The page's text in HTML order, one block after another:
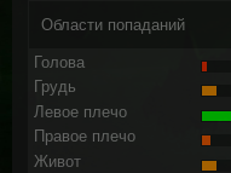
Области попаданий
Голова
Грудь
Левое плечо
Правое плечо
Живот